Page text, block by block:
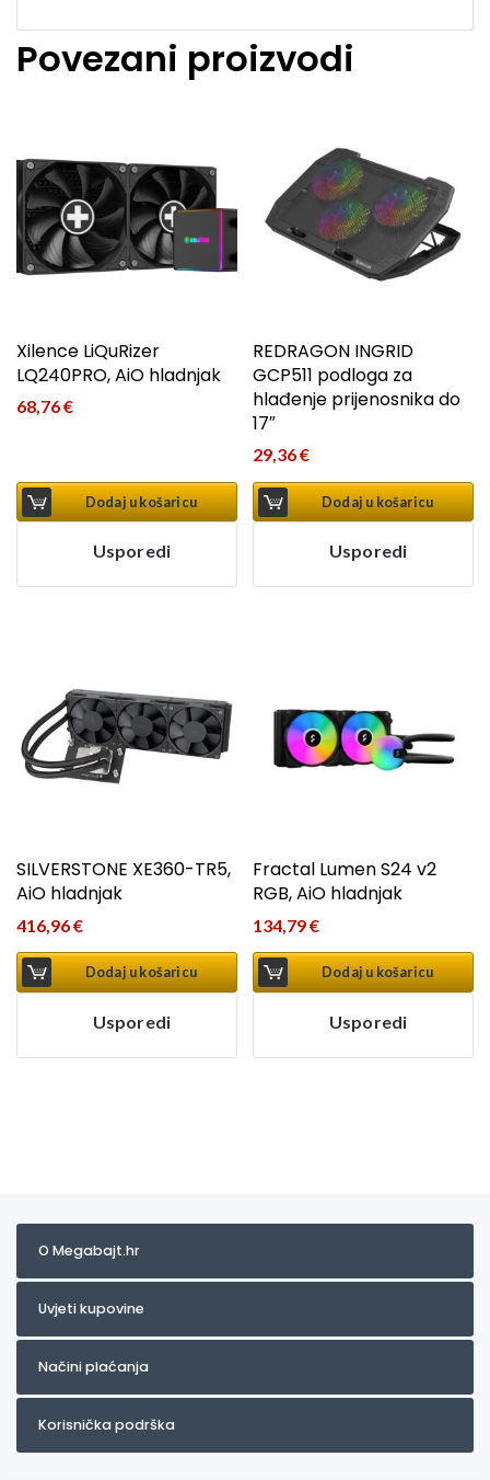
Povezani proizvodi
Xilence LiQuRizer
LQ240PRO, AiO hladnjak
68,76€
Dodaj u košaricu
Usporedi
REDRAGON INGRID
GCP511 podloga za
hlađenje prijenosnika do
17″
29,36€
Dodaj u košaricu
Usporedi
SILVERSTONE XE360-TR5,
AiO hladnjak
416,96€
Dodaj u košaricu
Usporedi
Fractal Lumen S24 v2
RGB, AiO hladnjak
134,79€
Dodaj u košaricu
Usporedi
O Megabajt.hr
Uvjeti kupovine
Načini plaćanja
Korisnička podrška